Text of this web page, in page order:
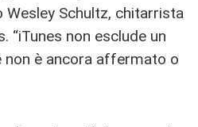
Wesley Schultz, chitarrista
“iTunes non esclude un
è ancora affermato o